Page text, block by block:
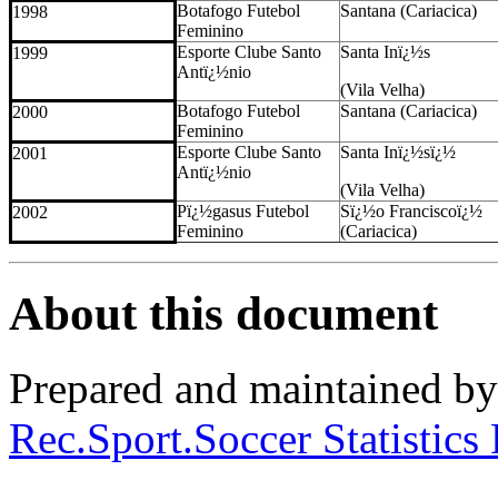
1998
Botafogo Futebol
Feminino
Santana (Cariacica)
1999
Esporte Clube Santo
Antï¿½nio
Santa Inï¿½s
(Vila Velha)
2000
Botafogo Futebol
Feminino
Santana (Cariacica)
2001
Esporte Clube Santo
Antï¿½nio
Santa Inï¿½sï¿½
(Vila Velha)
2002
Pï¿½gasus Futebol
Feminino
Sï¿½o Franciscoï¿½
(Cariacica)
About this document
Prepared and maintained
Rec.Sport.Soccer